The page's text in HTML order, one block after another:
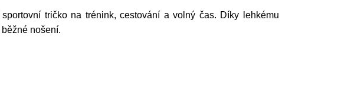
tričko na trénink, cestování a volný čas. Díky lehkému
nošení.